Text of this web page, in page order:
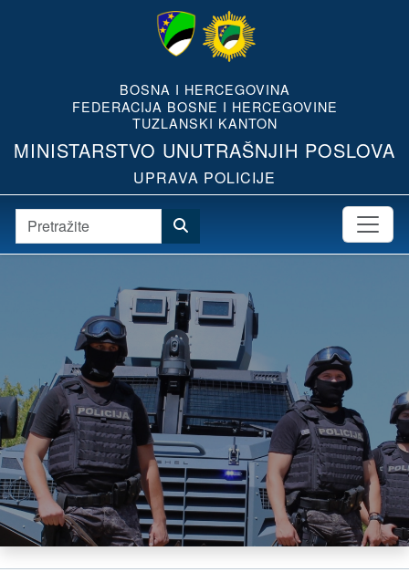
BOSNA I HERCEGOVINA
FEDERACIJA BOSNE I HERCEGOVINE
TUZLANSKI KANTON
MINISTARSTVO UNUTRAŠNJIH POSLOVA
UPRAVA POLICIJE